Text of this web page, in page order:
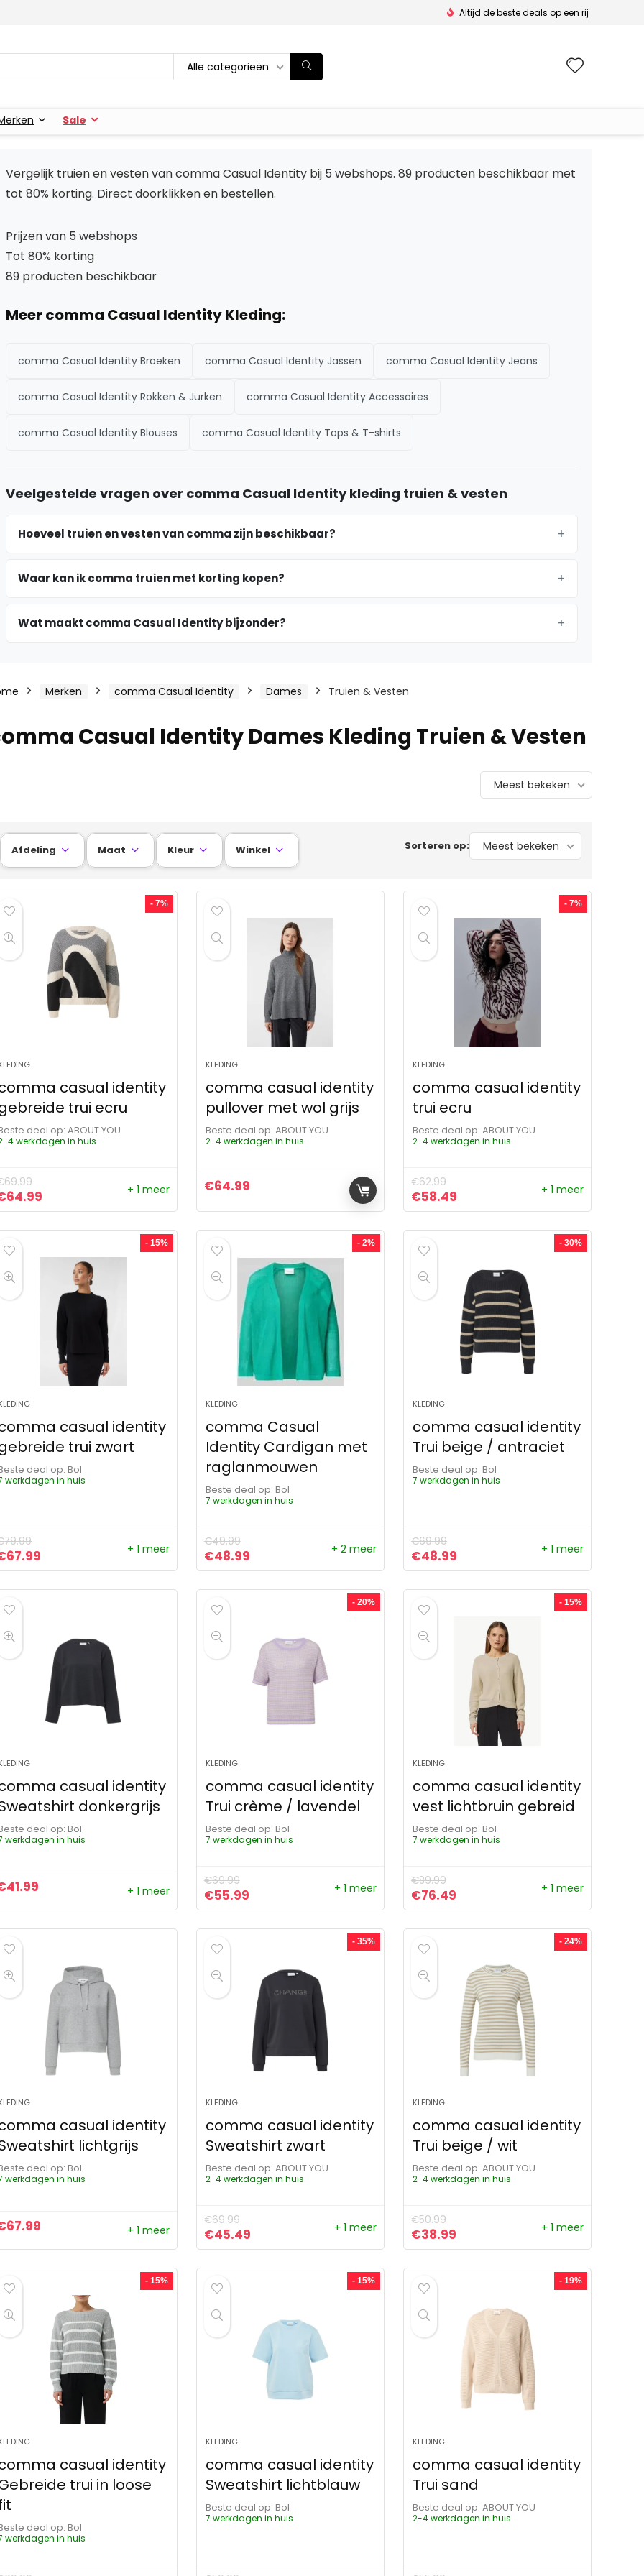
Altijd de beste deals op een rij
Alle categorieën
Sale
Vergelijk truien en vesten van comma Casual Identity bij 5 webshops. 89 producten beschikbaar met
tot 80% korting. Direct doorklikken en bestellen.
Prijzen van 5 webshops
Tot 80% korting
89 producten beschikbaar
Meer comma Casual Identity Kleding:
comma Casual Identity Broeken comma Casual Identity Jassen comma Casual Identity Jeans
comma Casual Identity Rokken & Jurken comma Casual Identity Accessoires
comma Casual Identity Blouses comma Casual Identity Tops & T-shirts
Veelgestelde vragen over comma Casual Identity kleding truien & vesten
Hoeveel truien en vesten van comma zijn beschikbaar?
Waar kan ik comma truien met korting kopen?
Wat maakt comma Casual Identity bijzonder?
Merken comma Casual Identity Dames Truien & Vesten
Casual Identity Dames Kleding Truien & Vesten
Meest bekeken
Sorteren op: Meest bekeken
Afdeling  Maat  Kleur  Winkel 
- 7%
casual identity
trui ecru
deal op:
ABOUT YOU
4 werkdagen in huis
69.99
prijs was: €69.99.
64.99 Huidige prijs is: €64.99.
+ 1 meer
KLEDING
comma casual identity
pullover met wol grijs
Beste deal op:
ABOUT YOU
2-4 werkdagen in huis
€64.99
- 7%
KLEDING
comma casual identity
trui ecru
Beste deal op:
ABOUT YOU
2-4 werkdagen in huis
€62.99
Oorspronkelijke prijs was: €62.99.
€58.49 Huidige prijs is: €58.49.
+ 1 meer
- 15%
casual identity
trui zwart
deal op:
Bol
werkdagen in huis
79.99
prijs was: €79.99.
67.99 Huidige prijs is: €67.99.
+ 1 meer
- 2%
KLEDING
comma Casual
Identity Cardigan met
raglanmouwen
Beste deal op:
Bol
7 werkdagen in huis
€49.99
Oorspronkelijke prijs was: €49.99.
€48.99Huidige prijs is: €48.99.
+ 2 meer
- 30%
KLEDING
comma casual identity
Trui beige / antraciet
Beste deal op:
Bol
7 werkdagen in huis
€69.99
Oorspronkelijke prijs was: €69.99.
€48.99 Huidige prijs is: €48.99.
+ 1 meer
casual identity
donkergrijs
deal op:
Bol
werkdagen in huis
41.99 + 1 meer
- 20%
KLEDING
comma casual identity
Trui crème / lavendel
Beste deal op:
Bol
7 werkdagen in huis
€69.99
Oorspronkelijke prijs was: €69.99.
€55.99Huidige prijs is: €55.99.
+ 1 meer
- 15%
KLEDING
comma casual identity
vest lichtbruin gebreid
Beste deal op:
Bol
7 werkdagen in huis
€89.99
Oorspronkelijke prijs was: €89.99.
€76.49 Huidige prijs is: €76.49.
+ 1 meer
casual identity
lichtgrijs
deal op:
Bol
werkdagen in huis
67.99 + 1 meer
- 35%
KLEDING
comma casual identity
Sweatshirt zwart
Beste deal op:
ABOUT YOU
2-4 werkdagen in huis
€69.99
Oorspronkelijke prijs was: €69.99.
€45.49Huidige prijs is: €45.49.
+ 1 meer
- 24%
KLEDING
comma casual identity
Trui beige / wit
Beste deal op:
ABOUT YOU
2-4 werkdagen in huis
€50.99
Oorspronkelijke prijs was: €50.99.
€38.99 Huidige prijs is: €38.99.
+ 1 meer
- 15%
casual identity
trui in loose
deal op:
Bol
werkdagen in huis
- 15%
KLEDING
comma casual identity
Sweatshirt lichtblauw
Beste deal op:
Bol
7 werkdagen in huis
- 19%
KLEDING
comma casual identity
Trui sand
Beste deal op:
ABOUT YOU
2-4 werkdagen in huis